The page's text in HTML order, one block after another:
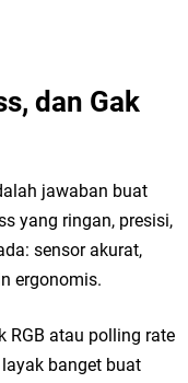
dan Gak
jawaban buat
yang ringan, presisi,
sensor akurat,
ergonomis.
RGB atau polling rate
banget buat